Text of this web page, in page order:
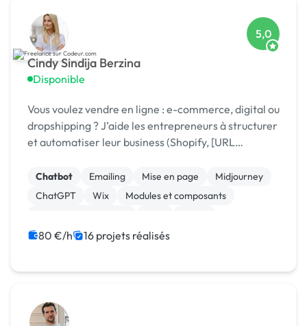
Cindy Sindija Berzina
Disponible
5,0
Vous voulez vendre en ligne : e-commerce, digital ou
dropshipping ? J’aide les entrepreneurs à structurer
et automatiser leur business (Shopify, [URL
Chatbot Emailing Mise en page
Midjourney
ChatGPT
Wix
Modules et composants
80 €/h 16 projets réalisés